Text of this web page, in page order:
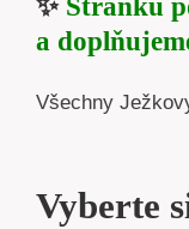
✨ Stránku
a
Všechny
Vyberte